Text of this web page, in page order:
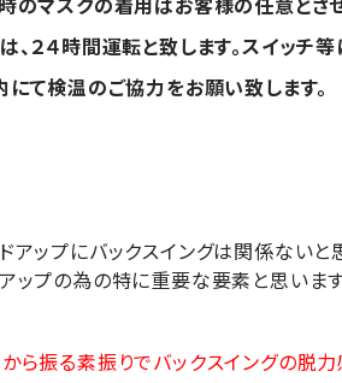
、２４時間運転と致します。スイッチ
にて検温のご協力をお願い致します。
アップにバックスイングは関係ない
ップの為の特に重要な要素と思いま
ら振る素振りでバックスイングの脱